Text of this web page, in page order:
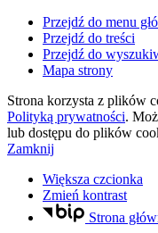
Przejdź do menu
Przejdź do treści
Przejdź do
Mapa strony
Strona korzysta z plików
Polityką prywatności.
lub dostępu do plików
Zamknij
Większa czcionka
Zmień kontrast
Strona